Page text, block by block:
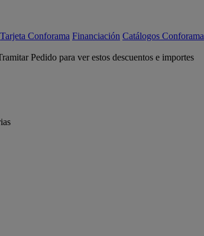
Tarjeta Conforama Financiación Catálogos Conforama
Pedido para ver estos descuentos e importes